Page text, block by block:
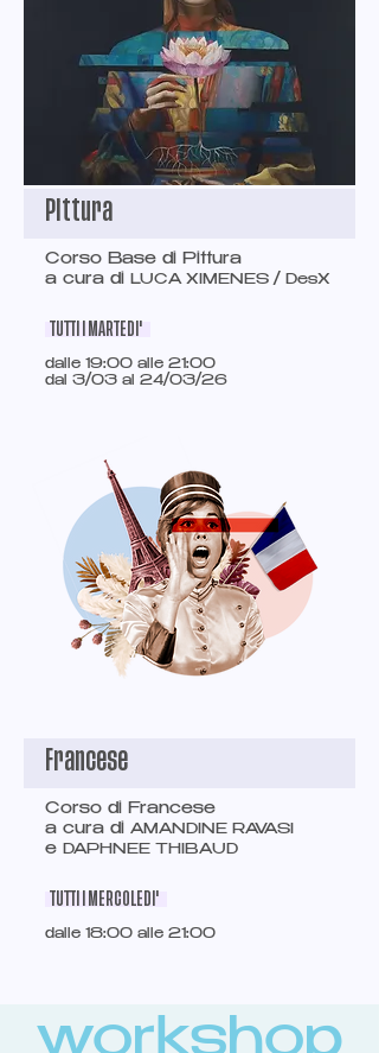
Pittura
Corso Base di Pittura
a cura di LUCA XIMENES / DesX
TUTTI I MARTEDI'
dalle 19:00 alle 21:00
dal 3/03 al 24/03/26
Francese
Corso di Francese
a cura di AMANDINE RAVASI
e DAPHNEE THIBAUD
TUTTI I MERCOLEDI'
dalle 18:00 alle 21:00